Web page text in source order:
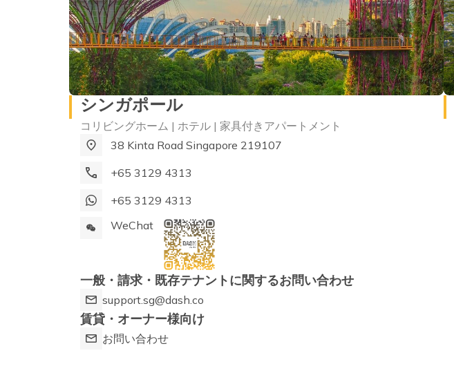
シンガポール
コリビングホーム | ホテル | 家具付きアパートメント
38 Kinta Road Singapore 219107
+65 3129 4313
+65 3129 4313
WeChat
一般・請求・既存テナントに関するお問い合わせ
support.sg@dash.co
賃貸・オーナー様向け
お問い合わせ